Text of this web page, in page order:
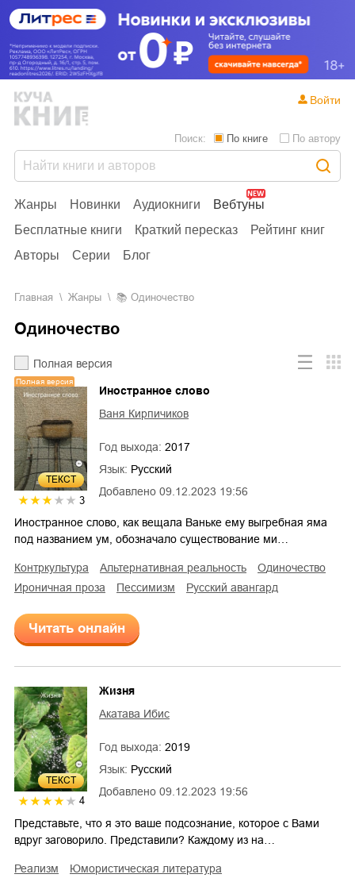
Жанры Новинки Аудиокниги
Вебтуны
Бесплатные книги
Краткий пересказ
Рейтинг книг
Авторы
Серии Блог
Поиск: По книге По автору
Войти
Главная Жанры Одиночество
Одиночество
Полная версия
ТЕКСТ
Полная версия
3
Добавлено 09.12.2023 19:56
Иностранное слово
Ваня Кирпичиков
Год выхода: 2017
Язык: Русский
Иностранное слово, как вещала Ваньке ему выгребная яма
под названием ум, обозначало существование ми…
контркультура альтернативная реальность
одиночество
ироничная проза
пессимизм русский авангард
Читать онлайн
ТЕКСТ
4
Добавлено 09.12.2023 19:56
Жизня
Акатава Ибис
Год выхода: 2019
Язык: Русский
Представьте, что я это ваше подсознание, которое с Вами
вдруг заговорило. Представили? Каждому из на…
реализм
юмористическая литература